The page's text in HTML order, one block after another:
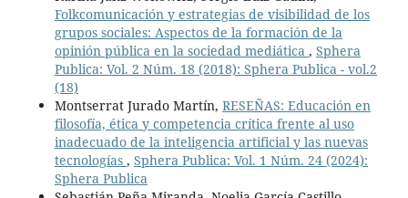
Folkcomunicación y estrategias de visibilidad de los
grupos sociales: Aspectos de la formación de la
opinión pública en la sociedad mediática , Sphera
Publica: Vol. 2 Núm. 18 (2018): Sphera Publica - vol.2
(18)
Montserrat Jurado Martín, RESEÑAS: Educación en
filosofía, ética y competencia crítica frente al uso
inadecuado de la inteligencia artificial y las nuevas
tecnologías , Sphera Publica: Vol. 1 Núm. 24 (2024):
Sphera Publica